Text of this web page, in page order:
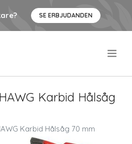
SE ERBJUDANDEN
Karbid Hålsåg
Karbid Hålsåg 70 mm